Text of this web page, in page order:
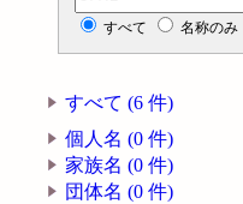
すべて 名称のみ
すべて (6 件)
個人名 (0 件)
家族名 (0 件)
団体名 (0 件)